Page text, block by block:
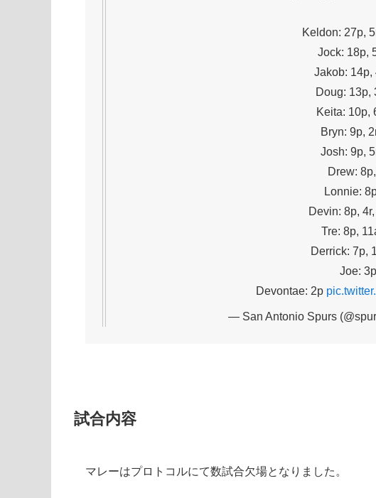
Keldon: 27p,
Jock: 18p,
Jakob: 14p,
Doug: 13p,
Keita: 10p,
Bryn: 9p,
Josh: 9p,
Drew:
Lonnie:
Devin: 8p,
Tre: 8p,
Derrick: 7p,
Joe: 3p
Devontae: 2p
— San Antonio Spurs
試合内容
マレーはプロトコルにて数試合欠場となりました。